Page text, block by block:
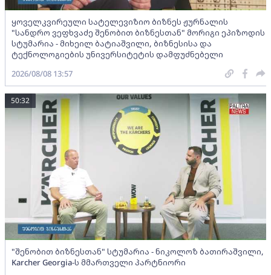
ყოველკვირეული სატელევიზიო ბიზნეს ჟურნალის
"სანდრო ვეფხვაძე შენობით ბიზნესთან" მორიგი ეპიზოდის
სტუმარია - მიხეილ ბატიაშვილი, ბიზნესისა და
ტექნოლოგიების უნივერსიტეტის დამფუძნებელი
2026/08/08 13:57
"შენობით ბიზნესთან" სტუმარია - ნიკოლოზ ბათირაშვილი,
Karcher Georgia-ს მმართველი პარტნიორი
50:32